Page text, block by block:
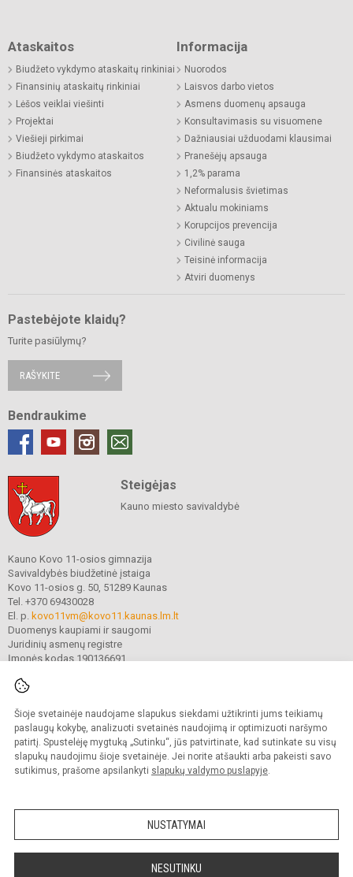
Šioje svetainėje naudojame slapukus siekdami užtikrinti jums teikiamų
paslaugų kokybę, analizuoti svetainės naudojimą ir optimizuoti naršymo
patirtį. Spustelėję mygtuką „Sutinku“, jūs patvirtinate, kad sutinkate su visų
slapukų naudojimu šioje svetainėje. Jei norite atšaukti arba pakeisti savo
sutikimus, prašome apsilankyti slapukų valdymo puslapyje.
NUSTATYMAI
NESUTINKU
Ataskaitos
Biudžeto vykdymo ataskaitų rinkiniai
Finansinių ataskaitų rinkiniai
Lėšos veiklai viešinti
Projektai
Viešieji pirkimai
Biudžeto vykdymo ataskaitos
Finansinės ataskaitos
Informacija
Nuorodos
Laisvos darbo vietos
Asmens duomenų apsauga
Konsultavimasis su visuomene
Dažniausiai užduodami klausimai
Pranešėjų apsauga
1,2% parama
Neformalusis švietimas
Aktualu mokiniams
Korupcijos prevencija
Civilinė sauga
Teisinė informacija
Atviri duomenys
Pastebėjote klaidų?
Turite pasiūlymų?
RAŠYKITE
Bendraukime
Steigėjas
Kauno miesto savivaldybė
Kauno Kovo 11-osios gimnazija
Savivaldybės biudžetinė įstaiga
Kovo 11-osios g. 50, 51289 Kaunas
Tel. +370 69430028
El. p. kovo11vm@kovo11.kaunas.lm.lt
Duomenys kaupiami ir saugomi
Juridinių asmenų registre
Įmonės kodas 190136691
© 2021. Kauno Kovo 11-osios gimnazija. Visos teisės saugomos.
Kopijuoti turinį be raštiško gimnazijos sutikimo griežtai draudžiama.
Prieinamumo paraiška Slapukų valdymas
Sumanus būdas atnaujinti